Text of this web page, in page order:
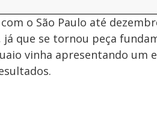
o São Paulo até
já que se tornou peça
vinha apresentando um